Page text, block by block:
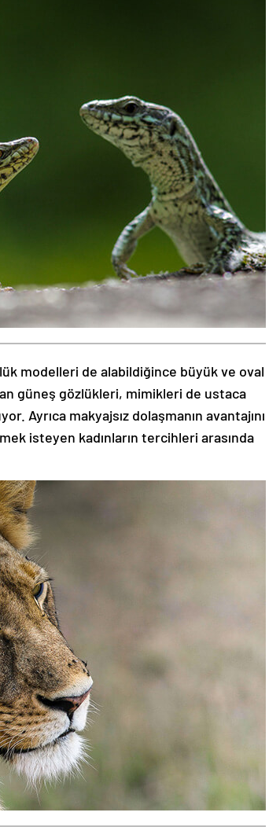
modelleri de alabildiğince büyük ve oval
güneş gözlükleri, mimikleri de ustaca
Ayrıca makyajsız dolaşmanın avantajını
isteyen kadınların tercihleri arasında